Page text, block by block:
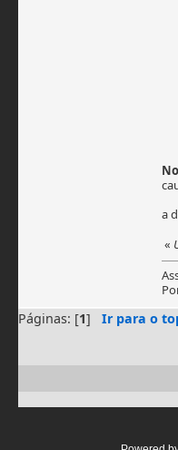
a
«
Páginas: [1] Ir para o